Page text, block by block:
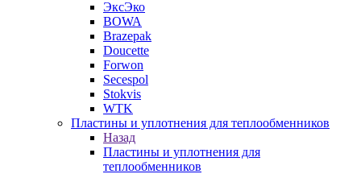
ЭксЭко
BOWA
Brazepak
Doucette
Forwon
Secespol
Stokvis
WTK
Пластины и уплотнения для теплообменников
Назад
Пластины и уплотнения для
теплообменников